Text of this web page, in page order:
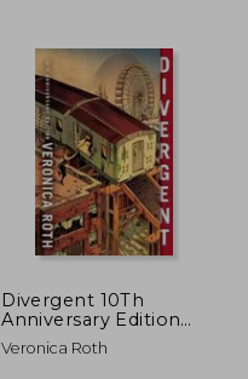
40%
Divergent 10Th
Anniversary Edition
(Divergent Series, 1)
(en Inglés)
Veronica Roth